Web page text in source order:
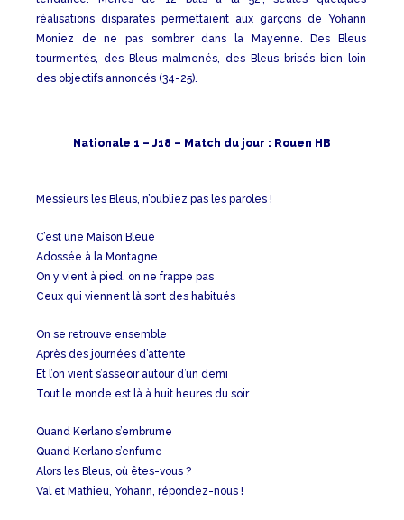
réalisations disparates permettaient aux garçons de Yohann
Moniez de ne pas sombrer dans la Mayenne. Des Bleus
tourmentés, des Bleus malmenés, des Bleus brisés bien loin
des objectifs annoncés (34-25).
Nationale 1 – J18 – Match du jour : Rouen HB
Messieurs les Bleus, n’oubliez pas les paroles !
C’est une Maison Bleue
Adossée à la Montagne
On y vient à pied, on ne frappe pas
Ceux qui viennent là sont des habitués
On se retrouve ensemble
Après des journées d’attente
Et l’on vient s’asseoir autour d’un demi
Tout le monde est là à huit heures du soir
Quand Kerlano s’embrume
Quand Kerlano s’enfume
Alors les Bleus, où êtes-vous ?
Val et Mathieu, Yohann, répondez-nous !